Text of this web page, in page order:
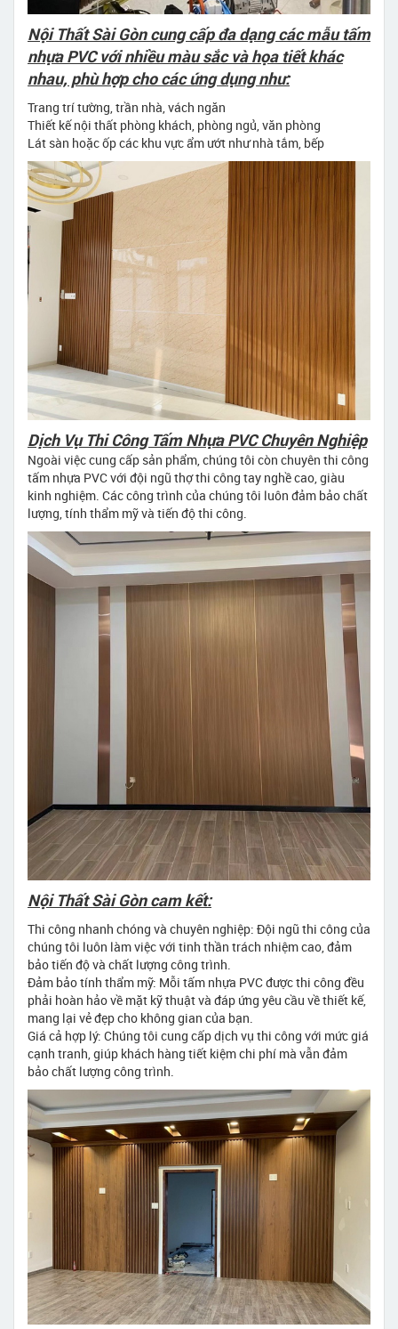
Nội Thất Sài Gòn cung cấp đa dạng các mẫu tấm
nhựa PVC với nhiều màu sắc và họa tiết khác
nhau, phù hợp cho các ứng dụng như:
Trang trí tường, trần nhà, vách ngăn
Thiết kế nội thất phòng khách, phòng ngủ, văn phòng
Lát sàn hoặc ốp các khu vực ẩm ướt như nhà tắm, bếp
Dịch Vụ Thi Công Tấm Nhựa PVC Chuyên Nghiệp
Ngoài việc cung cấp sản phẩm, chúng tôi còn chuyên thi công
tấm nhựa PVC với đội ngũ thợ thi công tay nghề cao, giàu
kinh nghiệm. Các công trình của chúng tôi luôn đảm bảo chất
lượng, tính thẩm mỹ và tiến độ thi công.
Nội Thất Sài Gòn cam kết:
Thi công nhanh chóng và chuyên nghiệp: Đội ngũ thi công của
chúng tôi luôn làm việc với tinh thần trách nhiệm cao, đảm
bảo tiến độ và chất lượng công trình.
Đảm bảo tính thẩm mỹ: Mỗi tấm nhựa PVC được thi công đều
phải hoàn hảo về mặt kỹ thuật và đáp ứng yêu cầu về thiết kế,
mang lại vẻ đẹp cho không gian của bạn.
Giá cả hợp lý: Chúng tôi cung cấp dịch vụ thi công với mức giá
cạnh tranh, giúp khách hàng tiết kiệm chi phí mà vẫn đảm
bảo chất lượng công trình.